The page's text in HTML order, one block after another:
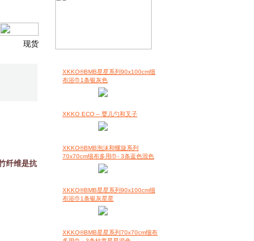
XKKO®BMB星星系列90x100cm细
布浴巾1条银灰色
XKKO ECO – 婴儿勺和叉子
XKKO®BMB泡沫和螺旋系列
70x70cm细布多用巾- 3条蓝色混色
XKKO®BMB星星系列90x100cm细
布浴巾1条银灰星星
XKKO®BMB星星系列70x70cm细布
现货
纤维是抗